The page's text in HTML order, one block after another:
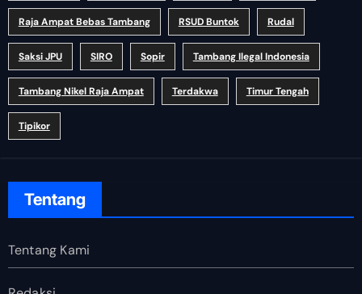
Raja Ampat Bebas Tambang RSUD Buntok Rudal
Saksi JPU SIRO Sopir Tambang Ilegal Indonesia
Tambang Nikel Raja Ampat Terdakwa Timur Tengah
Tipikor
Tentang
Tentang Kami